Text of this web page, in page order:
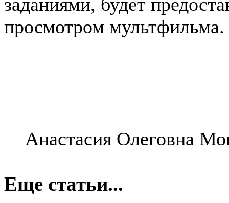
просмотром мультфильма.
Анастасия Олеговна
Еще статьи...